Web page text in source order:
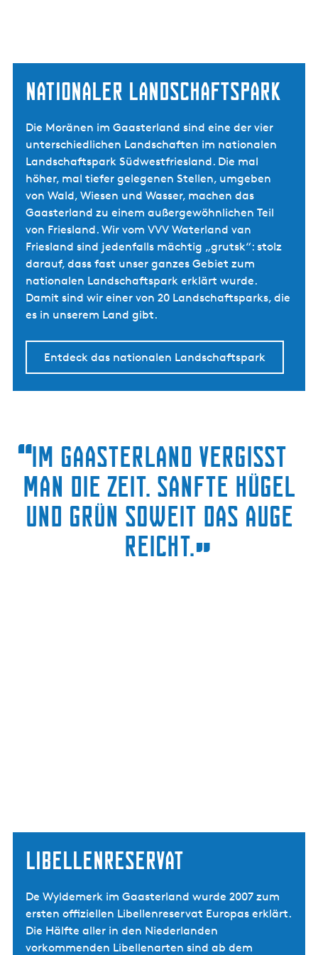
Nationaler Landschaftspark
Die Moränen im Gaasterland sind eine der vier
unterschiedlichen Landschaften im nationalen
Landschaftspark Südwestfriesland. Die mal
höher, mal tiefer gelegenen Stellen, umgeben
von Wald, Wiesen und Wasser, machen das
Gaasterland zu einem außergewöhnlichen Teil
von Friesland. Wir vom VVV Waterland van
Friesland sind jedenfalls mächtig „grutsk“: stolz
darauf, dass fast unser ganzes Gebiet zum
nationalen Landschaftspark erklärt wurde.
Damit sind wir einer von 20 Landschaftsparks, die
es in unserem Land gibt.
Entdeck das nationalen Landschaftspark
“Im Gaasterland vergisst
man die Zeit. Sanfte Hügel
und Grün soweit das Auge
reicht.”
Libellenreservat
De Wyldemerk im Gaasterland wurde 2007 zum
ersten offiziellen Libellenreservat Europas erklärt.
Die Hälfte aller in den Niederlanden
vorkommenden Libellenarten sind ab dem